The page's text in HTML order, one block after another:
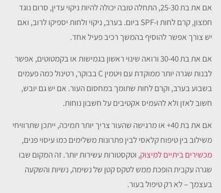
אם את בת 25-30, התחלה טובה יכולה להיות ניקוי עדין, סרום נוגד
חמצון, קרם לחות ו-SPF ביום. בערב, ניקוי ולחות יספיקו לרוב, ואם
יש צורך אפשר להוסיף בהמשך רכיב פעיל אחד.
אם את בת 30-40 ורואה שינוי ראשון בגמישות או בקמטוטים, אפשר
לבנות שגרה יותר ממוקדת עם ויטמין C בבוקר, רטינול כמה פעמים
בשבוע בערב, וקרם לחות שתומך במחסום העור. אם יש גם יובש,
חשוב לאזן ולא להעמיס אקטיבים על חשבון נוחות.
אם את בת 40+ או מרגישה שהעור צריך יותר תמיכה, ייתכן שתרוויחי
משילוב בין טיפוח קלאסי לבין פתרונות משלימים כמו עיסוי פנים,
מכשירים ביתיים למיצוק, וטקסטורות עשירות יותר. זה המקום שבו
שגרה עקבית הופכת ממש לטקס קטן של נשימה, נשיות והשקעה
בעצמך – לא רק טיפול בעור.